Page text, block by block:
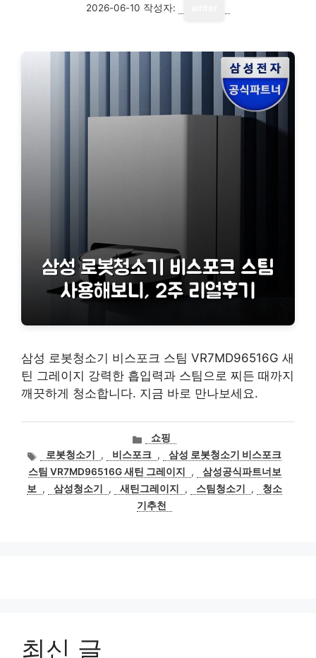
2026-06-10 작성자:
삼성 로봇청소기 비스포크 스팀 VR7MD96516G 새
틴 그레이지 강력한 흡입력과 스팀으로 찌든 때까지
깨끗하게 청소합니다. 지금 바로 만나보세요.
카
테
고
리
쇼핑
태
그
로봇청소기 , 비스포크 ,
삼성 로봇청소기 비스포크
스팀 VR7MD96516G 새틴 그레이지
,
삼성공식파트너보
보
, 삼성청소기 , 새틴그레이지 , 스팀청소기 ,
청소
기추천
최신 글